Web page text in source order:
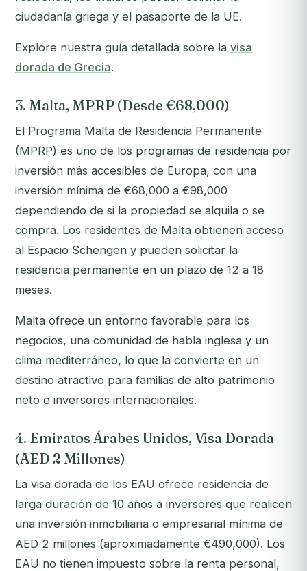
ciudadanía griega y el pasaporte de la UE.
Explore nuestra guía detallada sobre la visa
dorada de Grecia.
3. Malta, MPRP (Desde €68,000)
El Programa Malta de Residencia Permanente
(MPRP) es uno de los programas de residencia por
inversión más accesibles de Europa, con una
inversión mínima de €68,000 a €98,000
dependiendo de si la propiedad se alquila o se
compra. Los residentes de Malta obtienen acceso
al Espacio Schengen y pueden solicitar la
residencia permanente en un plazo de 12 a 18
meses.
Malta ofrece un entorno favorable para los
negocios, una comunidad de habla inglesa y un
clima mediterráneo, lo que la convierte en un
destino atractivo para familias de alto patrimonio
neto e inversores internacionales.
4. Emiratos Árabes Unidos, Visa Dorada
(AED 2 Millones)
La visa dorada de los EAU ofrece residencia de
larga duración de 10 años a inversores que realicen
una inversión inmobiliaria o empresarial mínima de
AED 2 millones (aproximadamente €490,000). Los
EAU no tienen impuesto sobre la renta personal,